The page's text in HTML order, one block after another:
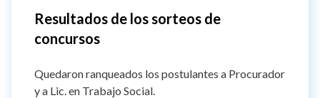
Resultados de los sorteos de
concursos
Quedaron ranqueados los postulantes a Procurador
y a Lic. en Trabajo Social.